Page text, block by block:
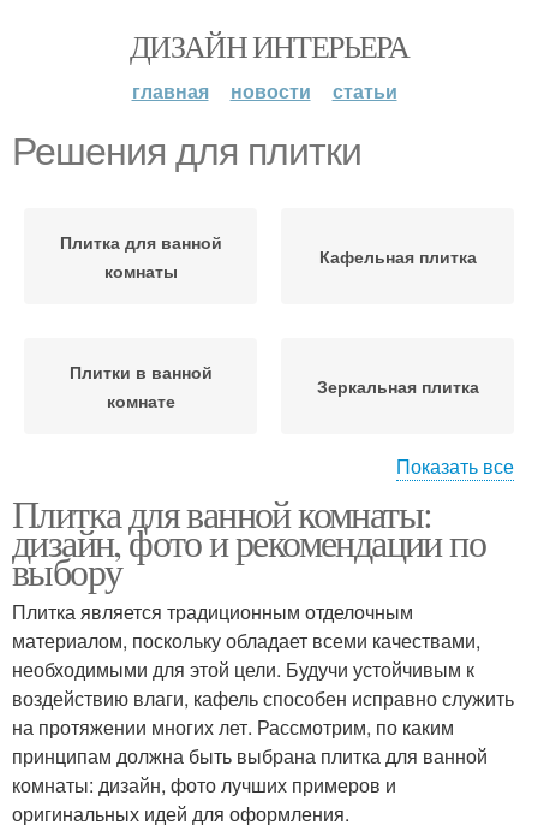
ДИЗАЙН ИНТЕРЬЕРА
главная новости статьи
Решения для плитки
Плитка для ванной
комнаты
Кафельная плитка
Плитки в ванной
комнате
Зеркальная плитка
Керамическая плитка
комнату
Показать все
Плитка для ванной комнаты:
дизайн, фото и рекомендации по
выбору
Плитка является традиционным отделочным
материалом, поскольку обладает всеми качествами,
необходимыми для этой цели. Будучи устойчивым к
воздействию влаги, кафель способен исправно служить
на протяжении многих лет. Рассмотрим, по каким
принципам должна быть выбрана плитка для ванной
комнаты: дизайн, фото лучших примеров и
оригинальных идей для оформления.